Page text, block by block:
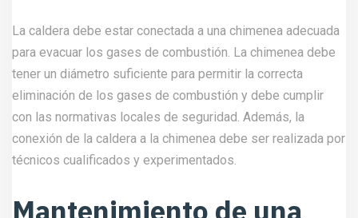
El mantenimiento periódico de la caldera de agua caliente
es fundamental para garantizar su correcto funcionamiento
y prolongar su vida útil. El mantenimiento debe ser
realizado por técnicos cualificados y experimentados y
debe incluir las siguientes tareas:
Limpieza de la caldera y
de sus componentes